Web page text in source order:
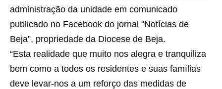
administração da unidade em comunicado
publicado no Facebook do jornal “Notícias de
Beja”, propriedade da Diocese de Beja.
“Esta realidade que muito nos alegra e tranquiliza
bem como a todos os residentes e suas famílias
deve levar-nos a um reforço das medidas de